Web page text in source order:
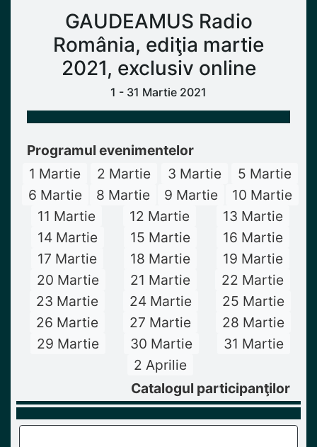
GAUDEAMUS Radio
România, ediţia martie
2021, exclusiv online
1 - 31 Martie 2021
Programul evenimentelor
1 Martie
2 Martie 3 Martie
5 Martie
6 Martie
8 Martie 9 Martie
10 Martie
11 Martie
12 Martie
13 Martie
14 Martie
15 Martie
16 Martie
17 Martie
18 Martie
19 Martie
20 Martie
21 Martie
22 Martie
23 Martie
24 Martie
25 Martie
26 Martie
27 Martie
28 Martie
29 Martie
30 Martie
31 Martie
2 Aprilie
Catalogul participanţilor